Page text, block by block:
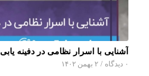
آشنایی با اسرار نظامی در دفینه یابی
۰ دیدگاه / ۲ بهمن ۱۴۰۲